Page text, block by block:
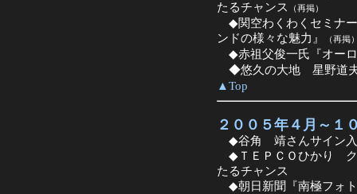
たるチャンス
（再掲）
◆関空わくわくセミナ
ンドの様々な魅力』
（再掲
◆赤祖父俊一氏『オー
◆悠久の大地 星野道
▲Top
２００５年４月～１
◆谷角 靖さんサイン入
◆ＴＥＰＣＯひかり ク
たるチャンス
◆朝日新聞『南極フォ